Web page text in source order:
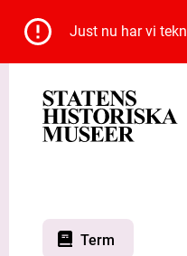
Just nu har vi
Term